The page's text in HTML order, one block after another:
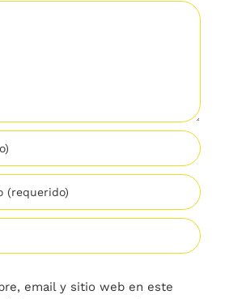
email y sitio web en este